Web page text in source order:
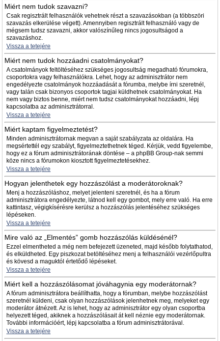
Miért nem tudok szavazni?
Csak regisztrált felhasználók vehetnek részt a szavazásokban (a többszöri
szavazás elkerülése végett). Amennyiben regisztrált felhasználó vagy de
mégsem tudsz szavazni, akkor valószínűleg nincs jogosultságod a
szavazáshoz.
Vissza a tetejére
Miért nem tudok hozzáadni csatolmányokat?
A csatolmányok feltöltéséhez szükséges jogosultság megadható fórumokra,
csoportokra vagy felhasználókra. Lehet, hogy az adminisztrátor nem
engedélyezte csatolmányok hozzáadását a fórumba, melybe írni szeretnél,
vagy talán csak bizonyos csoportok tagjai küldhetnek csatolmányokat. Ha
nem vagy biztos benne, miért nem tudsz csatolmányokat hozzáadni, lépj
kapcsolatba az adminisztrátorral.
Vissza a tetejére
Miért kaptam figyelmeztetést?
Minden adminisztrátornak megvan a saját szabályzata az oldalára. Ha
megsértettél egy szabályt, figyelmeztethetnek téged. Kérjük, vedd figyelembe,
hogy ez a fórum adminisztrátorának döntése – a phpBB Group-nak semmi
köze nincs a fórumokon kiosztott figyelmeztetésekhez.
Vissza a tetejére
Hogyan jelenthetek egy hozzászólást a moderátoroknak?
Menj a hozzászóláshoz, melyet jelenteni szeretnél, és ha a fórum
adminisztrátora engedélyezte, látnod kell egy gombot, mely erre való. Ha erre
kattintasz, végigkísérésre kerülsz a hozzászólás jelentéséhez szükséges
lépéseken.
Vissza a tetejére
Mire való az „Elmentés” gomb hozzászólás küldésénél?
Ezzel elmentheted a még nem befejezett üzeneted, majd később folytathatod,
és elküldheted. Egy piszkozat betöltéséhez menj a felhasználói vezérlőpultra
és kövesd a maguktól értetődő lépéseket.
Vissza a tetejére
Miért kell a hozzászólásomat jóváhagynia egy moderátornak?
A fórum adminisztrátora beállíthatta, hogy a fórumban, melybe hozzászólást
szeretnél küldeni, csak olyan hozzászólások jelenhetnek meg, melyeket egy
moderátor átnézett. Az is lehet, hogy az adminisztrátor egy olyan csoportba
helyezett téged, akiknek a hozzászólásait át kell néznie egy moderátornak.
További információért, lépj kapcsolatba a fórum adminisztrátorával.
Vissza a tetejére